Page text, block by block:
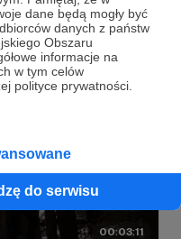
dane będą mogły być
danych z państw
Obszaru
informacje na
w tym celów
polityce prywatności.
do serwisu
00:03:11